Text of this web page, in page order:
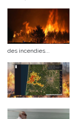
des incendies...